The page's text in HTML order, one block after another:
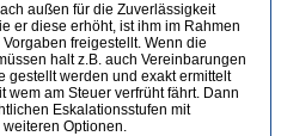
außen für die Zuverlässigkeit
er diese erhöht, ist ihm im Rahmen
freigestellt. Wenn die
halt z.B. auch Vereinbarungen
gestellt werden und exakt ermittelt
am Steuer verfrüht fährt. Dann
Eskalationsstufen mit
Optionen.